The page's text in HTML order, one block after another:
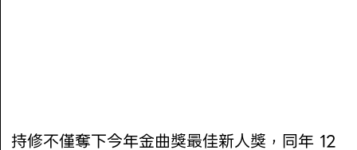
持修不僅奪下今年金曲獎最佳新人獎，同年 12